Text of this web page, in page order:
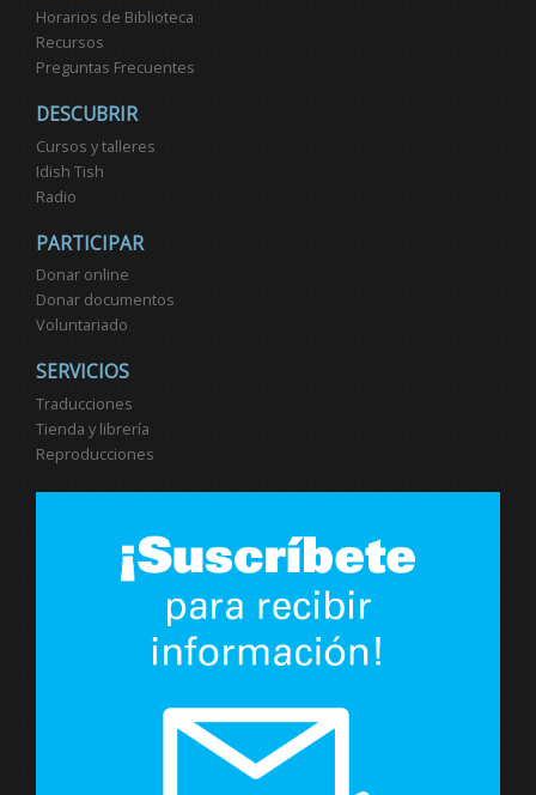
Horarios de Biblioteca
Recursos
Preguntas Frecuentes
DESCUBRIR
Cursos y talleres
Idish Tish
Radio
PARTICIPAR
Donar online
Donar documentos
Voluntariado
SERVICIOS
Traducciones
Tienda y librería
Reproducciones